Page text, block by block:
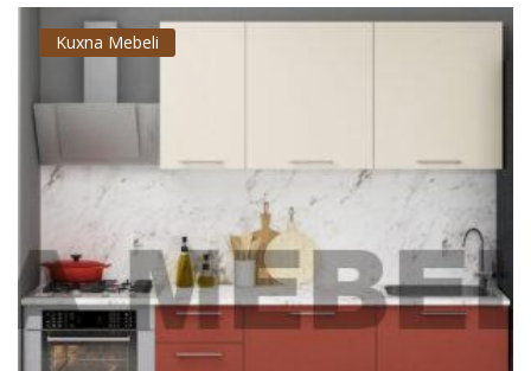
Membran örtüyü istilik və rütubətdən təsirlənmir,
cızıqlara davamlıdır və kuxna mebelinin səthlərindəki
Buna görə də, membran kuxna mebeli praktikliyi və
davamlılığı sayəsində çox populyardır.
Membran örtüyü müxtəlif rəng və naxışlarda təklif
olunur və buna görə də membran kuxna mebeli
müştərilərin müxtəlif üslub və zövqlərinə
uyğunlaşdırıla bilər. Adətən parlaq və ya tutqun
səthlərdə təklif olunan membran kuxna mebeli
müasir və minimalist kuxna bəzəkləri üçün məşhur
Kuxna Mebeli